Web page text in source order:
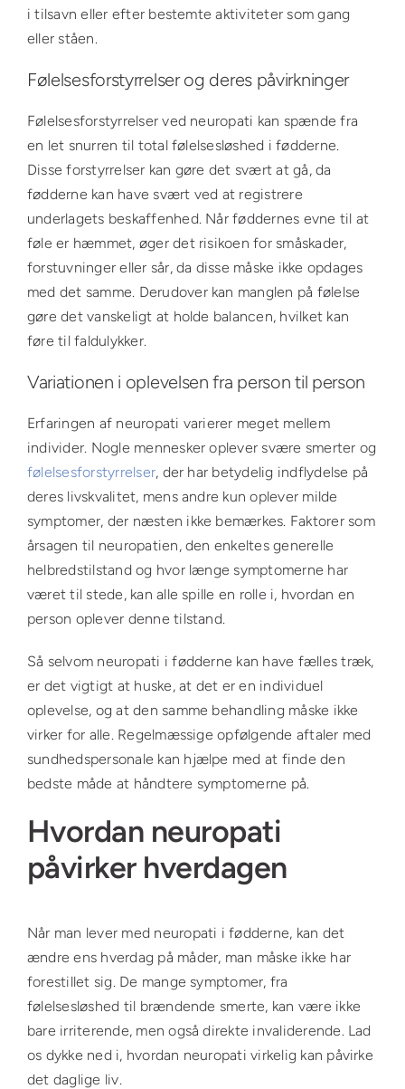
i tilsavn eller efter bestemte aktiviteter som gang
eller ståen.
Følelsesforstyrrelser og deres påvirkninger
Følelsesforstyrrelser ved neuropati kan spænde fra
en let snurren til total følelsesløshed i fødderne.
Disse forstyrrelser kan gøre det svært at gå, da
fødderne kan have svært ved at registrere
underlagets beskaffenhed. Når føddernes evne til at
føle er hæmmet, øger det risikoen for småskader,
forstuvninger eller sår, da disse måske ikke opdages
med det samme. Derudover kan manglen på følelse
gøre det vanskeligt at holde balancen, hvilket kan
føre til faldulykker.
Variationen i oplevelsen fra person til person
Erfaringen af neuropati varierer meget mellem
individer. Nogle mennesker oplever svære smerter og
følelsesforstyrrelser, der har betydelig indflydelse på
deres livskvalitet, mens andre kun oplever milde
symptomer, der næsten ikke bemærkes. Faktorer som
årsagen til neuropatien, den enkeltes generelle
helbredstilstand og hvor længe symptomerne har
været til stede, kan alle spille en rolle i, hvordan en
person oplever denne tilstand.
Så selvom neuropati i fødderne kan have fælles træk,
er det vigtigt at huske, at det er en individuel
oplevelse, og at den samme behandling måske ikke
virker for alle. Regelmæssige opfølgende aftaler med
sundhedspersonale kan hjælpe med at finde den
bedste måde at håndtere symptomerne på.
Hvordan neuropati
påvirker hverdagen
Når man lever med neuropati i fødderne, kan det
ændre ens hverdag på måder, man måske ikke har
forestillet sig. De mange symptomer, fra
følelsesløshed til brændende smerte, kan være ikke
bare irriterende, men også direkte invaliderende. Lad
os dykke ned i, hvordan neuropati virkelig kan påvirke
det daglige liv.